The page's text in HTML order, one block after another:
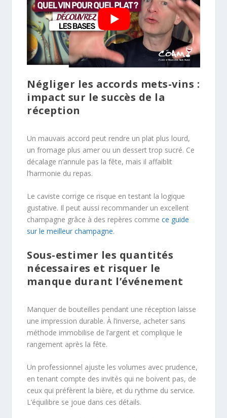
Négliger les accords mets-vins :
impact sur le succès de la
réception
Un mauvais accord peut rendre un plat plus lourd,
un fromage plus amer ou un dessert trop sucré. Ce
décalage n’annule pas la fête, mais il affaiblit
l’harmonie du repas.
Le caviste corrige ce risque en testant la logique
gustative. Il peut aussi recommander un excellent
champagne grâce à des repères commece guide
sur le meilleur champagne.
Sous-estimer les quantités
nécessaires et risquer le
manque durant l’événement
Manquer de bouteilles pendant une réception laisse
une impression durable. À l’inverse, acheter sans
méthode immobilise de l’argent et complique le
rangement après la fête.
Un professionnel ajuste les volumes avec prudence,
en tenant compte des invités qui ne boivent pas, de
ceux qui préfèrent la bière, et du rythme du service.
L’équilibre se joue dans ces détails.